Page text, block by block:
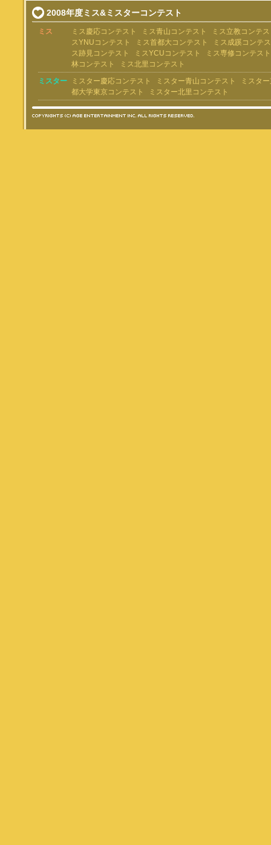
2008年度ミス&ミスターコンテスト
ミス ミス慶応コンテスト ミス青山コンテスト
ミス立教コンテ
スYNUコンテスト
ミス首都大コンテスト
ミス成蹊コンテ
ス跡見コンテスト
ミスYCUコンテスト
ミス専修コンテスト
林コンテスト
ミス北里コンテスト
ミスター
ミスター慶応コンテスト ミスター青山コンテスト
ミスタ
都大学東京コンテスト
ミスター北里コンテスト